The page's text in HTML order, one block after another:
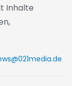
Inhalte